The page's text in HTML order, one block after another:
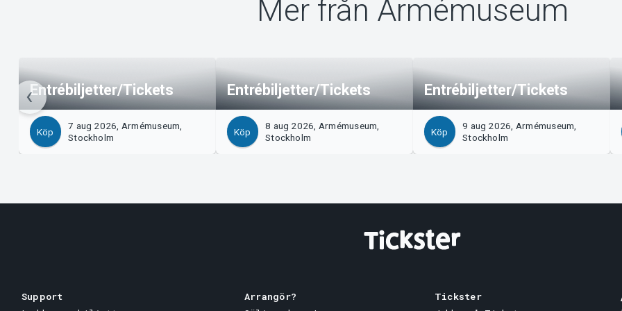
Mer från Armémuseum
Entrébiljetter/Tickets
Köp
7 aug 2026, Armémuseum,
Stockholm
Entrébiljetter/Tickets
Köp
8 aug 2026, Armémuseum,
Stockholm
Entrébiljetter/Tickets
Köp
9 aug 2026, Armémuseum,
Stockholm
Support
Arrangör?
Tickster